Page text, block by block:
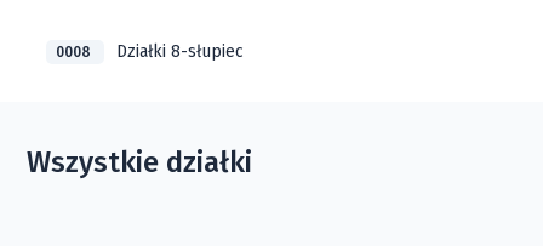
0008 Działki 8-słupiec
Wszystkie działki